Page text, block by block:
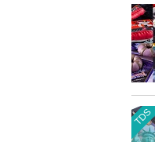
TDS